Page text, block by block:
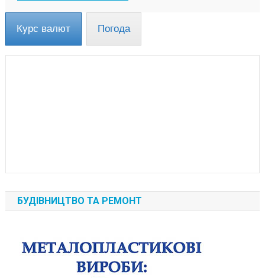
Курс валют Погода
БУДІВНИЦТВО ТА РЕМОНТ